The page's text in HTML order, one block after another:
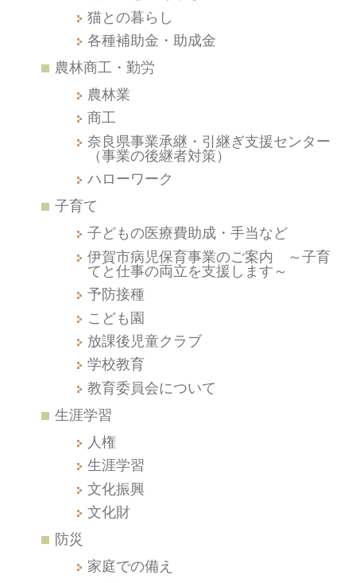
猫との暮らし
各種補助金・助成金
農林商工・勤労
農林業
商工
奈良県事業承継・引継ぎ支援センター
（事業の後継者対策）
ハローワーク
子育て
子どもの医療費助成・手当など
伊賀市病児保育事業のご案内 ～子育
てと仕事の両立を支援します～
予防接種
こども園
放課後児童クラブ
学校教育
教育委員会について
生涯学習
人権
生涯学習
文化振興
文化財
防災
家庭での備え